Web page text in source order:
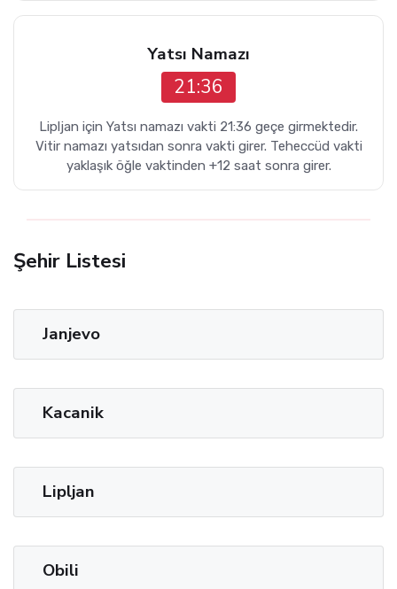
Yatsı Namazı
21:36
Lipljan için Yatsı namazı vakti 21:36 geçe girmektedir.
Vitir namazı yatsıdan sonra vakti girer. Teheccüd vakti
yaklaşık öğle vaktinden +12 saat sonra girer.
Şehir Listesi
Janjevo
Kacanik
Lipljan
Obili